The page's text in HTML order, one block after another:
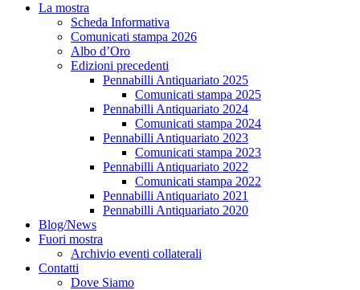
La mostra
Scheda Informativa
Comunicati stampa 2026
Albo d’Oro
Edizioni precedenti
Pennabilli Antiquariato 2025
Comunicati stampa 2025
Pennabilli Antiquariato 2024
Comunicati stampa 2024
Pennabilli Antiquariato 2023
Comunicati stampa 2023
Pennabilli Antiquariato 2022
Comunicati stampa 2022
Pennabilli Antiquariato 2021
Pennabilli Antiquariato 2020
Blog/News
Fuori mostra
Archivio eventi collaterali
Contatti
Dove Siamo